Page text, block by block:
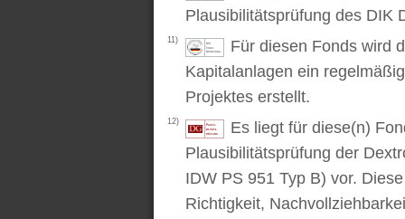
Plausibilitätsprüfung des DIK
11)
Für diesen Fonds wird
Kapitalanlagen ein
Projektes erstellt.
12)
Es liegt für diese(n)
Plausibilitätsprüfung der
IDW PS 951 Typ B) vor.
Richtigkeit,